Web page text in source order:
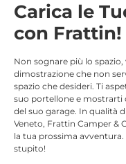
Carica le
con Frattin!
Non sognare più lo spazio,
dimostrazione che non
spazio che desideri. Ti
suo portellone e mostrarti
del suo garage. In qualità
Veneto, Frattin Camper &
la tua prossima
stupito!